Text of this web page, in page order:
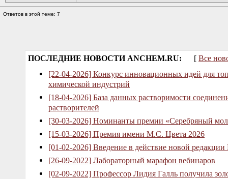
Ответов в этой теме: 7
ПОСЛЕДНИЕ НОВОСТИ ANCHEM.RU: [ Все
[22-04-2026] Конкурс инновационных идей для
химической индустрий
[18-04-2026] База данных растворимости
растворителей
[30-03-2026] Номинанты премии «Серебряный
[15-03-2026] Премия имени М.С. Цвета 2026
[01-02-2026] Введение в действие новой
[26-09-2022] Лабораторный марафон вебинаров
[02-09-2022] Профессор Лидия Галль получила